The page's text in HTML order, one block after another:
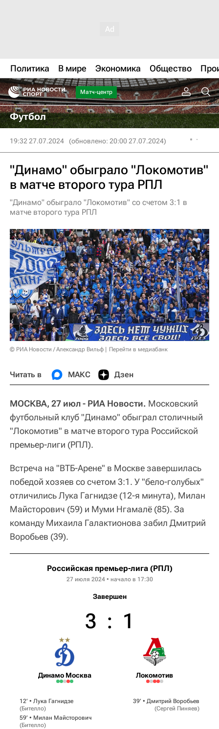
Политика В мире Экономика Общество
Матч-центр
Футбол
19:32 27.07.2024 (обновлено: 20:00 27.07.2024)
"Динамо" обыграло "Локомотив"
в матче второго тура РПЛ
"Динамо" обыграло "Локомотив" со счетом 3:1 в
матче второго тура РПЛ
© РИА Новости / Александр Вильф Перейти в медиабанк
Читать в МАКС Дзен
МОСКВА, 27 июл - РИА Новости. Московский
футбольный клуб "Динамо" обыграл столичный
"Локомотив" в матче второго тура Российской
премьер-лиги (РПЛ).
Встреча на "ВТБ-Арене" в Москве завершилась
победой хозяев со счетом 3:1. У "бело-голубых"
отличились Лука Гагнидзе (12-я минута), Милан
Майсторович (59) и Муми Нгамалё (85). За
команду Михаила Галактионова забил Дмитрий
Воробьев (39).
Российская премьер-лига (РПЛ)
27 июля 2024 • начало в 17:30
Завершен
Динамо Москва
3 : 1
Локомотив
12‎’‎ • Лука Гагнидзе
(Бителло)
59‎’‎ • Милан Майсторович
(Бителло)
39‎’‎ • Дмитрий Воробьев
(Сергей Пиняев)